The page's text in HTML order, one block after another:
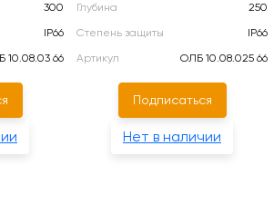
300
IP66
10.08.03 66
Глубина
250
Степень защиты
IP66
Артикул
ОЛБ 10.08.025 66
Подписаться
Нет в наличии